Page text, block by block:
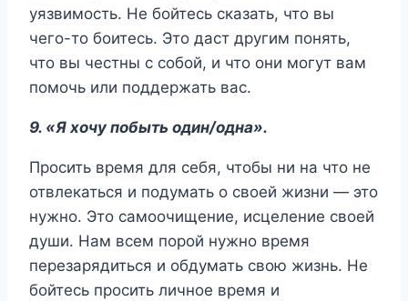
уязвимость. Не бойтесь сказать, что вы
чего-то боитесь. Это даст другим понять,
что вы честны с собой, и что они могут вам
помочь или поддержать вас.
9. «Я хочу побыть один/одна».
Просить время для себя, чтобы ни на что не
отвлекаться и подумать о своей жизни — это
нужно. Это самоочищение, исцеление своей
души. Нам всем порой нужно время
перезарядиться и обдумать свою жизнь. Не
бойтесь просить личное время и